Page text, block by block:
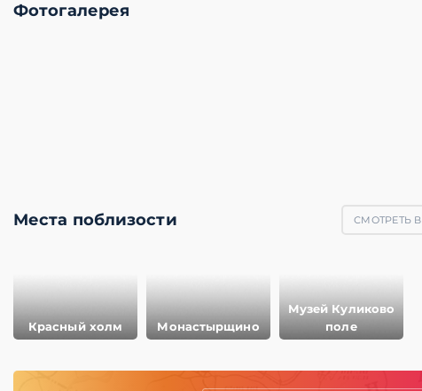
Фотогалерея
Места поблизости СМОТРЕТЬ
Красный холм Монастырщино
Музей Куликово
поле